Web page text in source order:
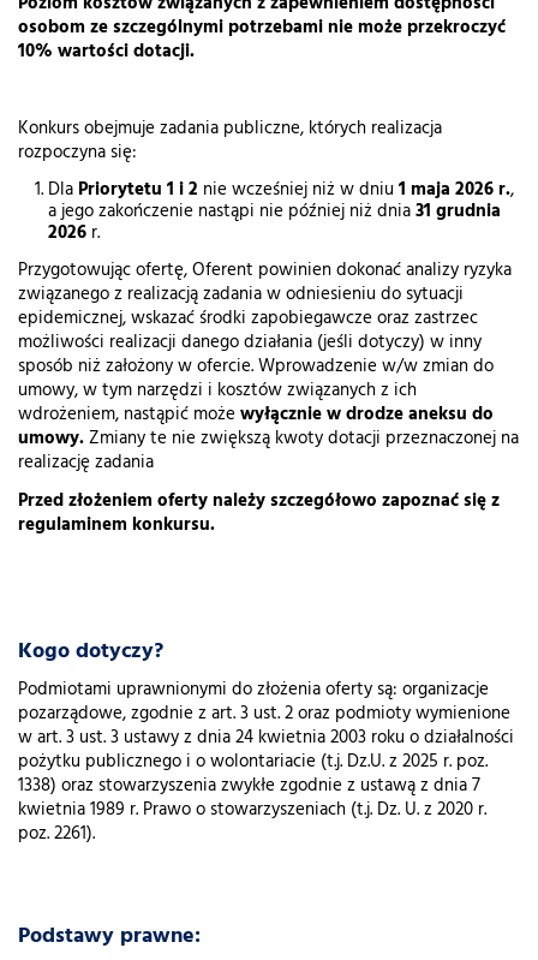
osobom ze szczególnymi potrzebami nie może przekroczyć
10% wartości dotacji.
Konkurs obejmuje zadania publiczne, których realizacja
rozpoczyna się:
Dla Priorytetu 1 i 2 nie wcześniej niż w dniu 1 maja 2026 r.,
a jego zakończenie nastąpi nie później niż dnia31 grudnia
2026 r.
Przygotowując ofertę, Oferent powinien dokonać analizy ryzyka
związanego z realizacją zadania w odniesieniu do sytuacji
epidemicznej, wskazać środki zapobiegawcze oraz zastrzec
możliwości realizacji danego działania (jeśli dotyczy) w inny
sposób niż założony w ofercie. Wprowadzenie w/w zmian do
umowy, w tym narzędzi i kosztów związanych z ich
wdrożeniem, nastąpić możewyłącznie w drodze aneksu do
umowy.Zmiany te nie zwiększą kwoty dotacji przeznaczonej na
realizację zadania
Przed złożeniem oferty należy szczegółowo zapoznać się z
regulaminem konkursu.
Kogo dotyczy?
Podmiotami uprawnionymi do złożenia oferty są: organizacje
pozarządowe, zgodnie z art. 3 ust. 2 oraz podmioty wymienione
w art. 3 ust. 3 ustawy z dnia 24 kwietnia 2003 roku o działalności
pożytku publicznego i o wolontariacie (t.j. Dz.U. z 2025 r. poz.
1338) oraz stowarzyszenia zwykłe zgodnie z ustawą z dnia 7
kwietnia 1989 r. Prawo o stowarzyszeniach (t.j. Dz. U. z 2020 r.
poz. 2261).
Podstawy prawne: